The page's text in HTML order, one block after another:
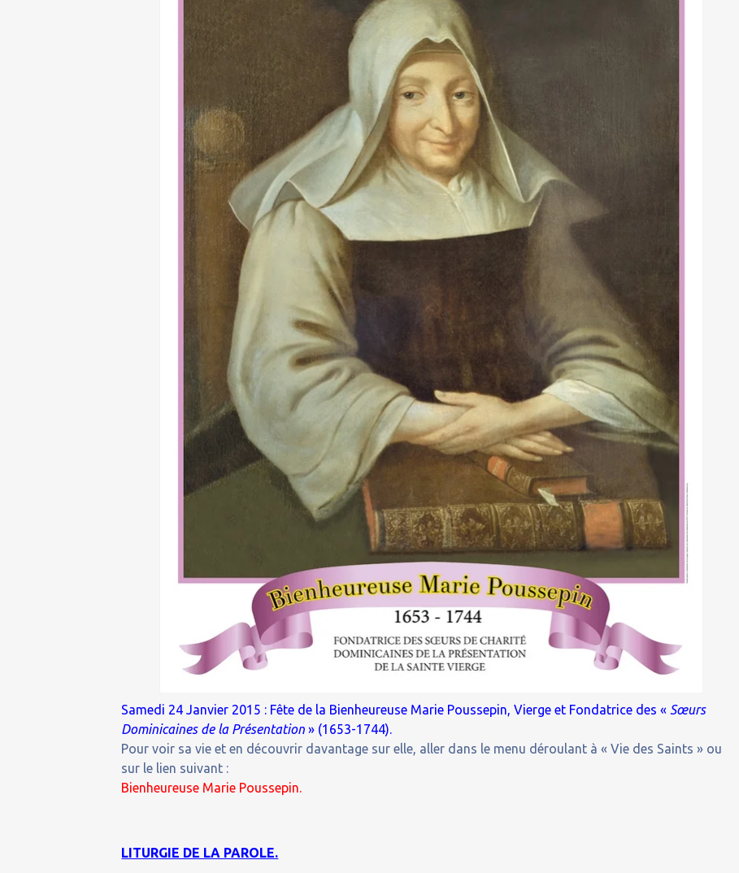
Samedi 24 Janvier 2015 : Fête de la Bienheureuse Marie Poussepin, Vierge et Fondatrice des « Sœurs
Dominicaines de la Présentation » (1653-1744).
Pour voir sa vie et en découvrir davantage sur elle, aller dans le menu déroulant à « Vie des Saints » ou
sur le lien suivant :
Bienheureuse Marie Poussepin.
LITURGIE DE LA PAROLE.